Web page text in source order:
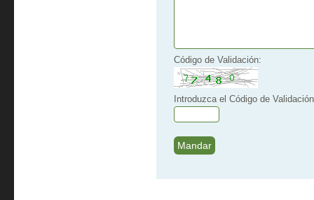
Código de Validación:
Introduzca el Código de